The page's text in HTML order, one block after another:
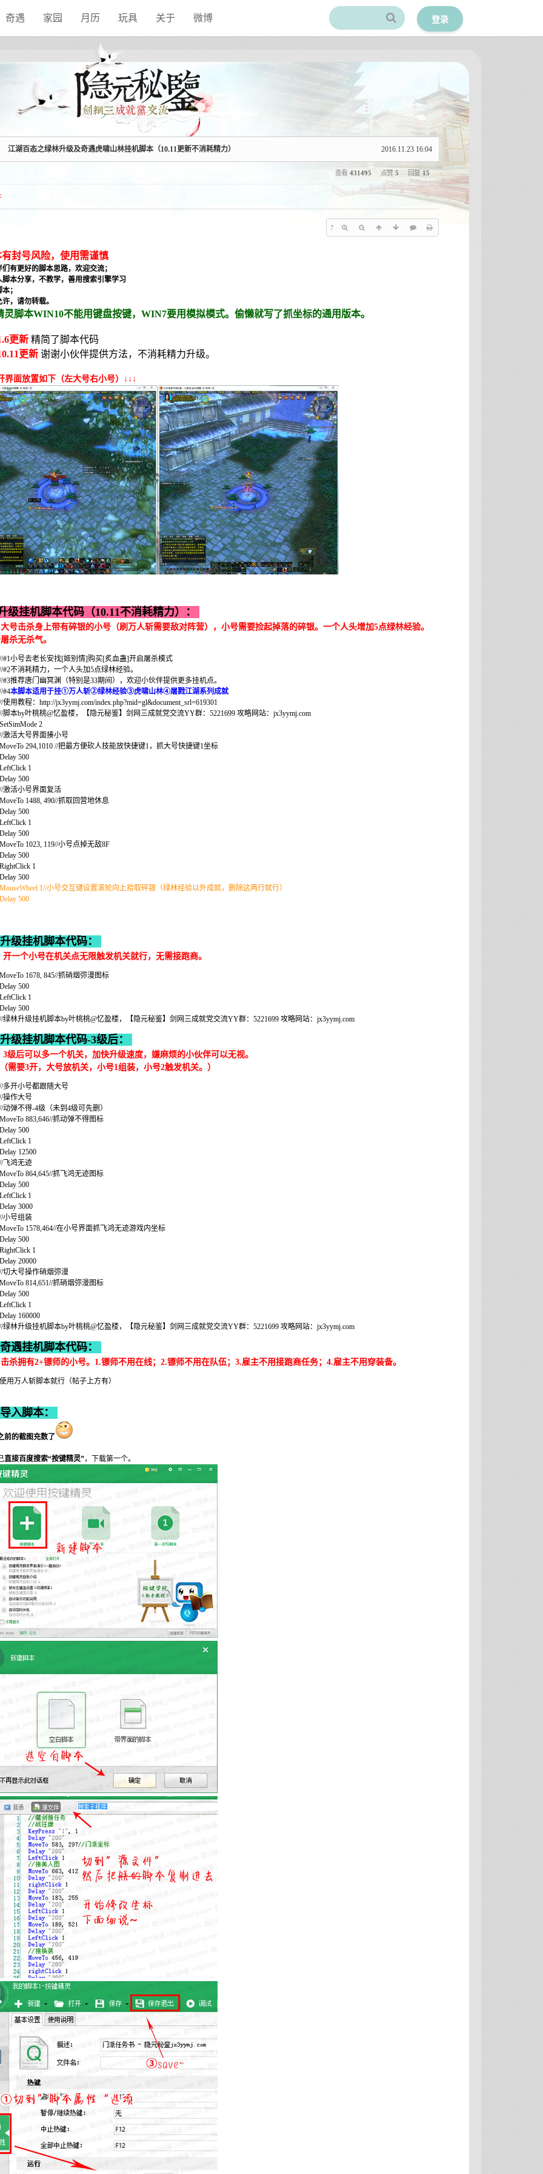
奇遇 家园 月历 玩具 关于 微博 登录
2016.11.23 16:04
江湖百态之绿林升级及奇遇虎啸山林挂机脚本（10.11更新不消耗精力）
查看 431495 点赞 5 回复 15
?
有封号风险，使用需谨慎
们有更好的脚本思路，欢迎交流；
本分享，不教学，善用搜索引擎学习
；
，请勿转载。​
灵脚本WIN10不能用键盘按键，WIN7要用模拟模式。偷懒就写了抓坐标的通用版本。
更新 精简了脚本代码
更新 谢谢小伙伴提供方法，不消耗精力升级。
界面放置如下（左大号右小号）↓↓↓
级挂机脚本代码（10.11不消耗精力）：
号击杀身上带有碎银的小号（刷万人斩需要敌对阵营），小号需要捡起掉落的碎银。一个人头增加5点绿林经验。
杀无杀气。
//#1小号去老长安找[姬别情]购买[炙血蛊]开启屠杀模式
//#2不消耗精力，一个人头加5点绿林经验。
//#3推荐唐门幽冥渊（特别是33期间），欢迎小伙伴提供更多挂机点。
//#4本脚本适用于挂①万人斩②绿林经验③虎啸山林④屠戮江湖系列成就
//使用教程：http://jx3yymj.com/index.php?mid=gl&document_srl=619301
//脚本by叶桃桃@忆盈楼，【隐元秘鉴】剑网三成就党交流YY群：5221699 攻略网站：jx3yymj.com
SetSimMode 2
//激活大号界面揍小号
MoveTo 294,1010 //把最方便砍人技能放快捷键1，抓大号快捷键1坐标
Delay 500
LeftClick 1
Delay 500
//激活小号界面复活
MoveTo 1488, 490//抓取回营地休息
Delay 500
LeftClick 1
Delay 500
MoveTo 1023, 119//小号点掉无敌8F
Delay 500
RightClick 1
Delay 500
MouseWheel 1//小号交互键设置滚轮向上拾取碎银（绿林经验以外成就，删除这两行就行）
Delay 500
级挂机脚本代码：
一个小号在机关点无限触发机关就行，无需接跑商。
MoveTo 1678, 845//抓硝烟弥漫图标
Delay 500
LeftClick 1
Delay 500
//绿林升级挂机脚本by叶桃桃@忆盈楼，【隐元秘鉴】剑网三成就党交流YY群：5221699 攻略网站：jx3yymj.com
级挂机脚本代码-3级后：
级后可以多一个机关，加快升级速度，嫌麻烦的小伙伴可以无视。
3开，大号放机关，小号1组装，小号2触发机关。）
//多开小号都跟随大号
//操作大号
//动弹不得-4级（未到4级可先删）
MoveTo 883,646//抓动弹不得图标
Delay 500
LeftClick 1
Delay 12500
//飞鸿无迹
MoveTo 864,645//抓飞鸿无迹图标
Delay 500
LeftClick 1
Delay 3000
//小号组装
MoveTo 1578,464//在小号界面抓飞鸿无迹游戏内坐标
Delay 500
RightClick 1
Delay 20000
//切大号操作硝烟弥漫
MoveTo 814,651//抓硝烟弥漫图标
Delay 500
LeftClick 1
Delay 160000
//绿林升级挂机脚本by叶桃桃@忆盈楼，【隐元秘鉴】剑网三成就党交流YY群：5221699 攻略网站：jx3yymj.com
奇遇挂机脚本代码：
杀拥有2+镖师的小号。1.镖师不用在线；2.镖师不用在队伍； 3.雇主不用接跑商任务； 4.雇主不用穿装备。
使用万人斩脚本就行（帖子上方有）
入脚本：
前的截图充数了
直接百度搜索“按键精灵”，下载第一个。